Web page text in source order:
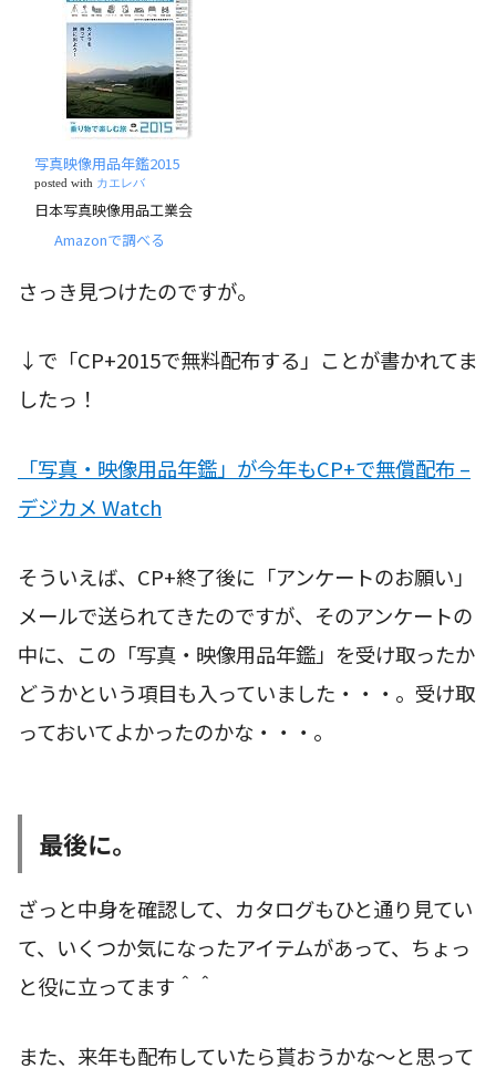
写真映像用品年鑑2015
posted with カエレバ
日本写真映像用品工業会
Amazonで調べる
さっき見つけたのですが。
↓で「CP+2015で無料配布する」ことが書かれてま
したっ！
「写真・映像用品年鑑」が今年もCP+で無償配布 –
デジカメ Watch
そういえば、CP+終了後に「アンケートのお願い」
メールで送られてきたのですが、そのアンケートの
中に、この「写真・映像用品年鑑」を受け取ったか
どうかという項目も入っていました・・・。受け取
っておいてよかったのかな・・・。
最後に。
ざっと中身を確認して、カタログもひと通り見てい
て、いくつか気になったアイテムがあって、ちょっ
と役に立ってます＾＾
また、来年も配布していたら貰おうかな〜と思って